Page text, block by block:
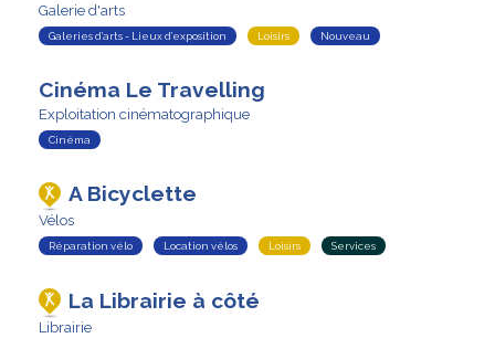
Galerie d'arts
Galeries d’arts - Lieux d’exposition Loisirs Nouveau
Cinéma Le Travelling
Exploitation cinématographique
Cinéma
A Bicyclette
Vélos
Réparation vélo Location vélos Loisirs Services
La Librairie à côté
Librairie